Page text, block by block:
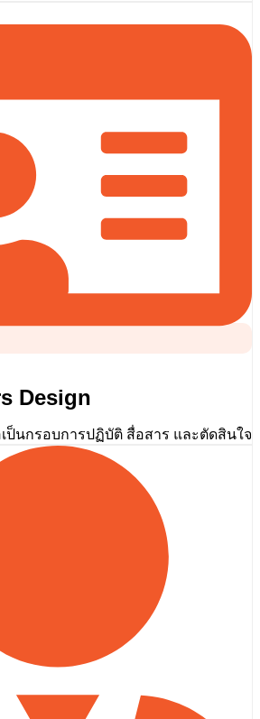
Design
ป็นกรอบการปฏิบัติ สื่อสาร และตัดสินใจ